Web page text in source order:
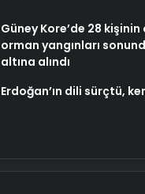
Güney Kore’de 28
orman yangınları
altına alındı
Erdoğan’ın dili sürçtü,